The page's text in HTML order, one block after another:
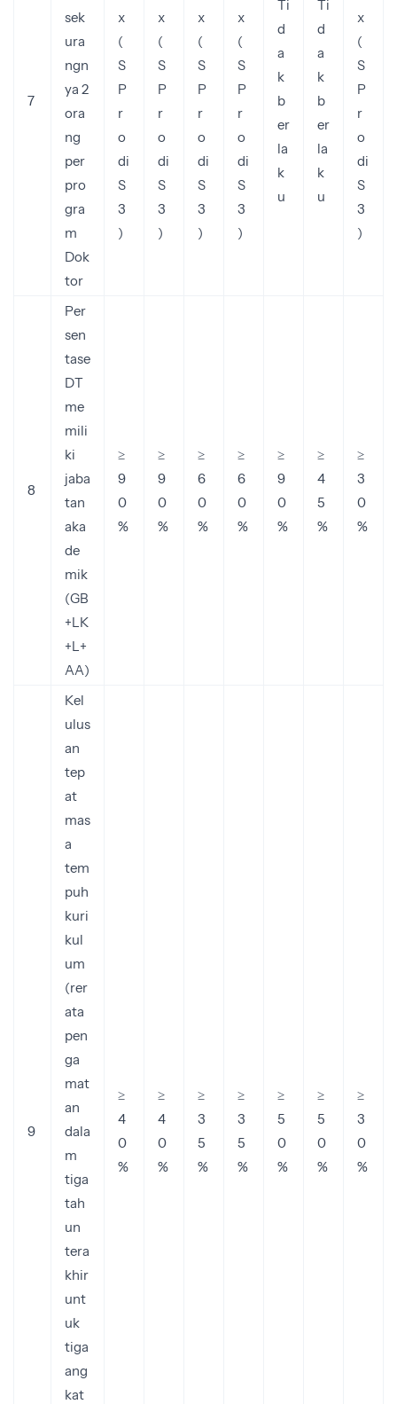
7
sek
ura
ngn
ya 2
ora
ng
per
pro
gra
m
Dok
tor
x
(
S
P
r
o
di
S
3
)
x
(
S
P
r
o
di
S
3
)
x
(
S
P
r
o
di
S
3
)
x
(
S
P
r
o
di
S
3
)
Ti
d
a
k
b
er
la
k
u
Ti
d
a
k
b
er
la
k
u
x
(
S
P
r
o
di
S
3
)
8
Per
sen
tase
DT
me
mili
ki
jaba
tan
aka
de
mik
(GB
+LK
+L+
AA)
≥
9
0
%
≥
9
0
%
≥
6
0
%
≥
6
0
%
≥
9
0
%
≥
4
5
%
≥
3
0
%
9
Kel
ulus
an
tep
at
mas
a
tem
puh
kuri
kul
um
(rer
ata
pen
ga
mat
an
dala
m
tiga
tah
un
tera
khir
unt
uk
tiga
ang
kat
≥
4
0
%
≥
4
0
%
≥
3
5
%
≥
3
5
%
≥
5
0
%
≥
5
0
%
≥
3
0
%